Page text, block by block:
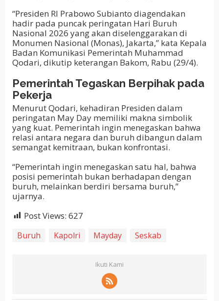
“Presiden RI Prabowo Subianto diagendakan
hadir pada puncak peringatan Hari Buruh
Nasional 2026 yang akan diselenggarakan di
Monumen Nasional (Monas), Jakarta,” kata Kepala
Badan Komunikasi Pemerintah Muhammad
Qodari, dikutip keterangan Bakom, Rabu (29/4).
Pemerintah Tegaskan Berpihak pada
Pekerja
Menurut Qodari, kehadiran Presiden dalam
peringatan May Day memiliki makna simbolik
yang kuat. Pemerintah ingin menegaskan bahwa
relasi antara negara dan buruh dibangun dalam
semangat kemitraan, bukan konfrontasi.
“Pemerintah ingin menegaskan satu hal, bahwa
posisi pemerintah bukan berhadapan dengan
buruh, melainkan berdiri bersama buruh,”
ujarnya.
Post Views: 627
Buruh Kapolri Mayday Seskab
Ikuti Kami